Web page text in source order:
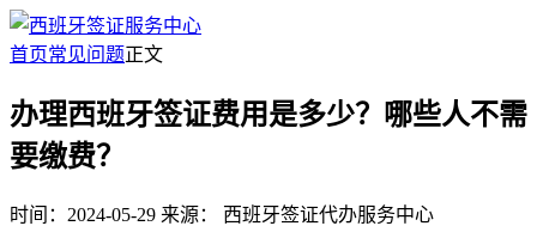
首页常见问题正文
办理西班牙签证费用是多少？哪些人不需
要缴费？
时间：2024-05-29 来源： 西班牙签证代办服务中心